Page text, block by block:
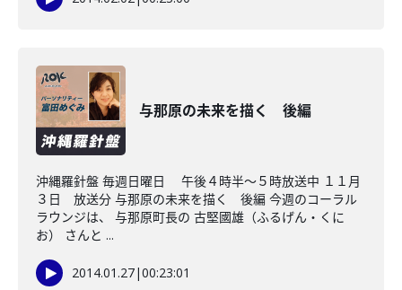
与那原の未来を描く 後編
沖縄羅針盤 毎週日曜日 午後４時半～５時放送中 １１月
３日 放送分 与那原の未来を描く 後編 今週のコーラル
ラウンジは、 与那原町長の 古堅國雄（ふるげん・くに
お） さんと ...
2014.01.27|00:23:01